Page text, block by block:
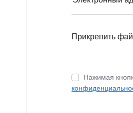
Прикрепить
Нажимая